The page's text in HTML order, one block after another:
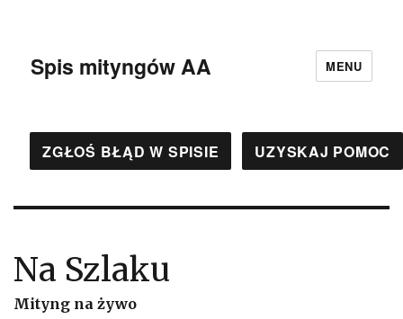
Spis mityngów AA MENU
ZGŁOŚ BŁĄD W SPISIE UZYSKAJ POMOC
Na Szlaku
Mityng na żywo